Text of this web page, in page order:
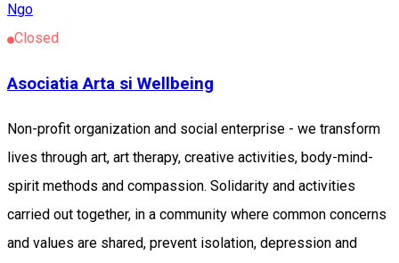
Ngo
Closed
Asociatia Arta si Wellbeing
Non-profit organization and social enterprise - we transform
lives through art, art therapy, creative activities, body-mind-
spirit methods and compassion. Solidarity and activities
carried out together, in a community where common concerns
and values ​​are shared, prevent isolation, depression and